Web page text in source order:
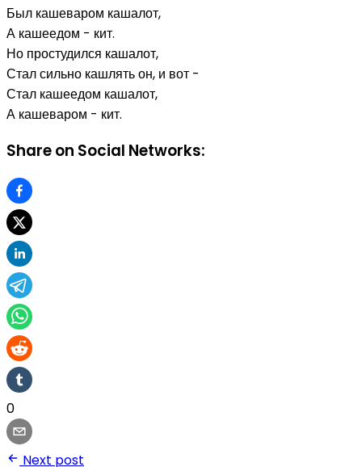
Был кашеваром кашалот,
А кашеедом - кит.
Но простудился кашалот,
Стал сильно кашлять он, и вот -
Стал кашеедом кашалот,
А кашеваром - кит.
Share on Social Networks:
0
Next post